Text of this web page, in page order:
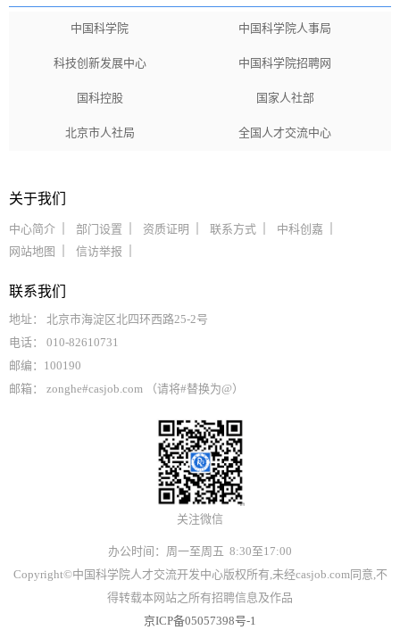
中国科学院 中国科学院人事局
科技创新发展中心 中国科学院招聘网
国科控股 国家人社部
北京市人社局 全国人才交流中心
关于我们
中心简介 部门设置 资质证明 联系方式
中科创嘉
网站地图
信访举报
联系我们
地址： 北京市海淀区北四环西路25-2号
电话： 010-82610731
邮编：100190
邮箱： zonghe#casjob.com （请将#替换为@）
关注微信
办公时间：周一至周五 8:30至17:00
Copyright©中国科学院人才交流开发中心版权所有,未经casjob.com同意,不
得转载本网站之所有招聘信息及作品
京ICP备05057398号-1